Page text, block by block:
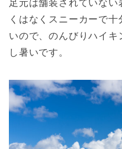
足元は舗装されていな
くはなくスニーカーで
いので、のんびりハイ
し暑いです。